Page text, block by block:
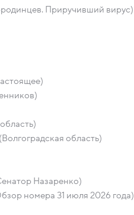
Приручивший вирус)
область)
Назаренко)
номера 31 июля 2026 года)